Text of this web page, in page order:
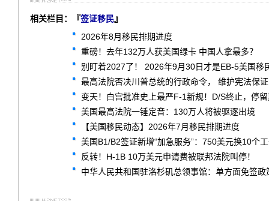
相关栏目：『签证移民』
2026年8月移民排期进度
重磅！去年132万人获美国绿卡 中国人拿最多？
别盯着2027了！ 2026年9月30日才是EB-5美国移
最高法院否决川普总统的行政命令， 维护宪法保
变天！白宫批准史上最严F-1新规！D/S终止，停
美国最高法院一锤定音：130万人将被驱逐出境
【美国移民动态】2026年7月移民排期进度
美国B1/B2签证新增“加急服务”：750美元换10个
反转！H-1B 10万美元申请费被联邦法院叫停！
中华人民共和国驻洛杉矶总领事馆：单方面免签